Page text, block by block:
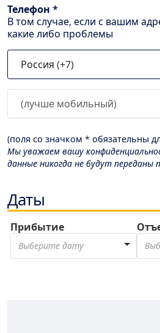
Телефон *
В том случае, если с вашим
какие либо проблемы
(поля со значком * обязательны
Мы уважаем вашу
данные никогда не будут
Даты
Прибытие
Выберите дату